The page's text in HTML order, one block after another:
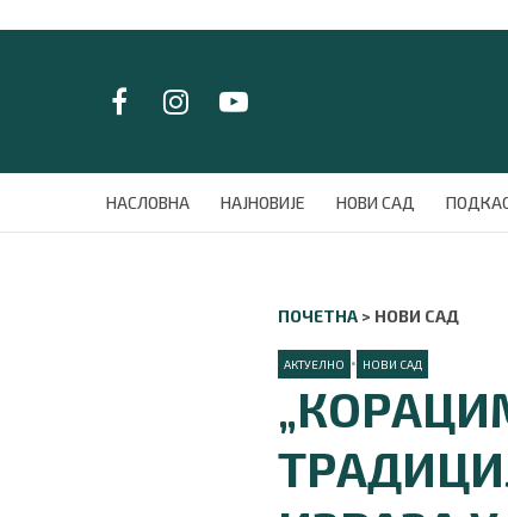
НАСЛОВНА НАЈНОВИЈЕ НОВИ САД
ПОЧЕТНА > НОВИ САД
АКТУЕЛНО • НОВИ САД
НАСЛОВНА
НАЈНОВИЈЕ